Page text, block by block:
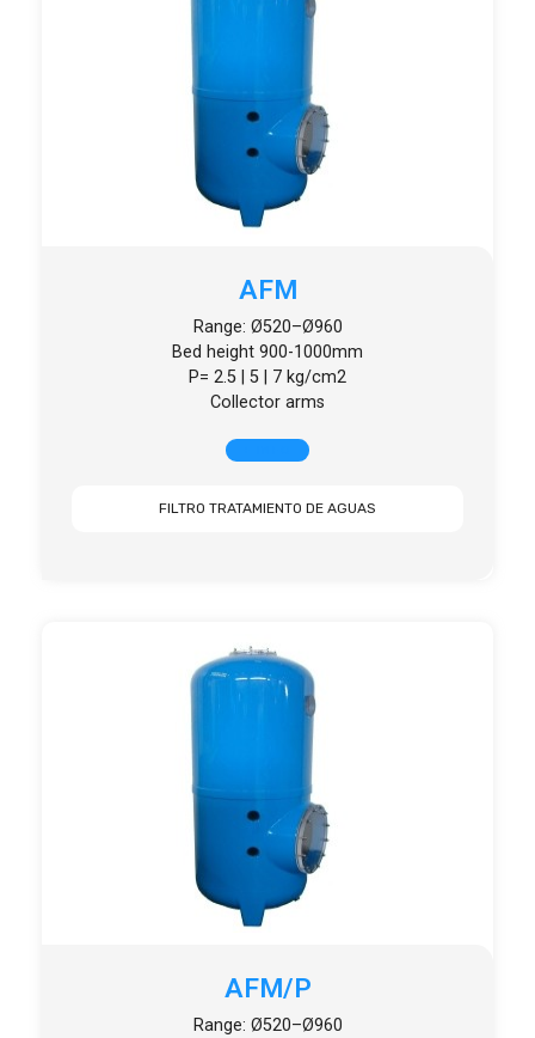
AFM
Range: Ø520–Ø960
Bed height 900-1000mm
P= 2.5 | 5 | 7 kg/cm2
Collector arms
FILTRO TRATAMIENTO DE AGUAS
AFM/P
Range: Ø520–Ø960